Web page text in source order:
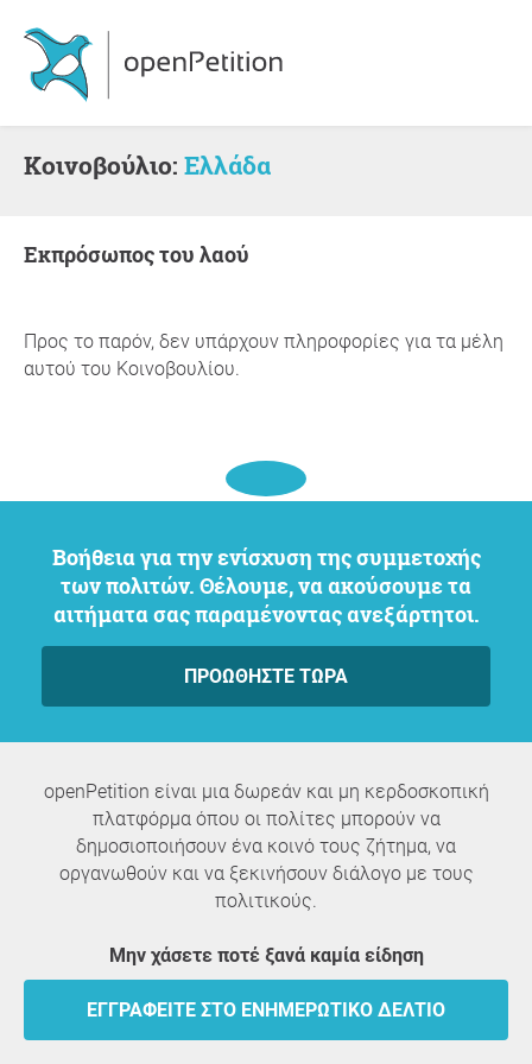
Κοινοβούλιο: Ελλάδα
Εκπρόσωπος του λαού
Προς το παρόν, δεν υπάρχουν πληροφορίες για τα μέλη
αυτού του Κοινοβουλίου.
Βοήθεια για την ενίσχυση της συμμετοχής
των πολιτών. Θέλουμε, να ακούσουμε τα
αιτήματα σας παραμένοντας ανεξάρτητοι.
ΠΡΟΩΘΉΣΤΕ ΤΏΡΑ
openPetition είναι μια δωρεάν και μη κερδοσκοπική
πλατφόρμα όπου οι πολίτες μπορούν να
δημοσιοποιήσουν ένα κοινό τους ζήτημα, να
οργανωθούν και να ξεκινήσουν διάλογο με τους
πολιτικούς.
Μην χάσετε ποτέ ξανά καμία είδηση
ΕΓΓΡΑΦΕΊΤΕ ΣΤΟ ΕΝΗΜΕΡΩΤΙΚΌ ΔΕΛΤΊΟ